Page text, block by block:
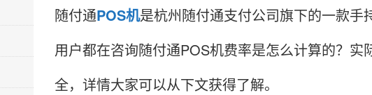
随付通POS机是杭州随付通支付公司旗下的一款
用户都在咨询随付通POS机费率是怎么计算的？
全，详情大家可以从下文获得了解。